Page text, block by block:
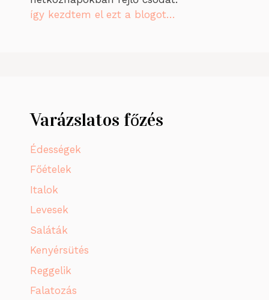
így kezdtem el ezt a blogot…
Varázslatos főzés
Édességek
Főételek
Italok
Levesek
Saláták
Kenyérsütés
Reggelik
Falatozás